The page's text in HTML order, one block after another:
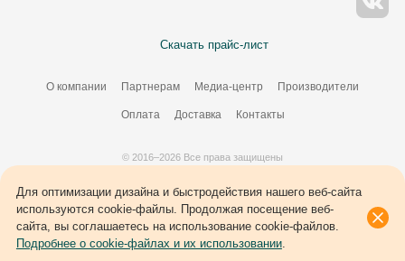
Скачать прайс-лист
О компании Партнерам Медиа-центр Производители
Оплата Доставка Контакты
© 2016–2026 Все права защищены
Каталог Сравнение
Для оптимизации дизайна и быстродействия нашего веб-сайта
используются cookie-файлы. Продолжая посещение веб-
сайта, вы соглашаетесь на использование cookie-файлов.
Подробнее о cookie-файлах и их использовании.